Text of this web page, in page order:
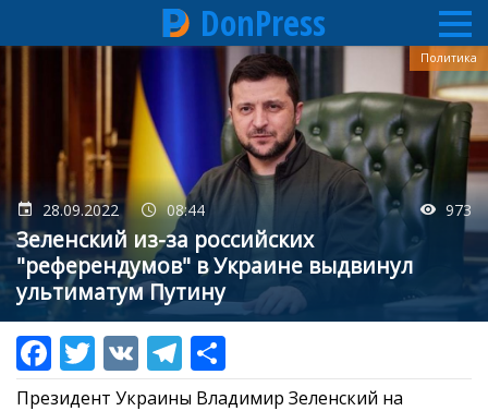
содержанию
DonPress
28.09.2022 08:44 973
Зеленский из-за российских
"референдумов" в Украине выдвинул
ультиматум Путину
Политика
Президент Украины Владимир Зеленский на